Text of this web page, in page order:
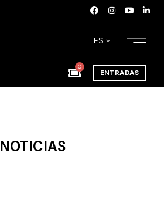
ES
0
ENTRADAS
NOTICIAS